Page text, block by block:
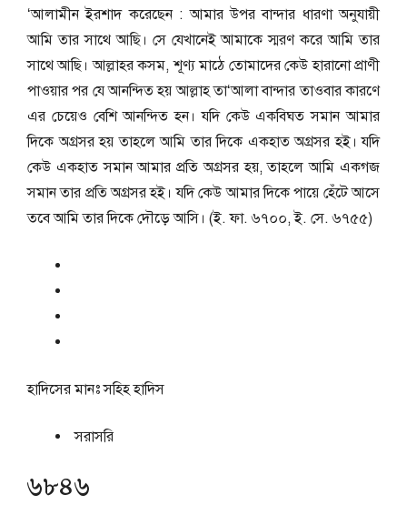
‘আলামীন ইরশাদ করেছেন : আমার উপর বান্দার ধারণা অনুযায়ী
আমি তার সাথে আছি। সে যেখানেই আমাকে স্মরণ করে আমি তার
সাথে আছি। আল্লাহর কসম, শূণ্য মাঠে তোমাদের কেউ হারানো প্রাণী
পাওয়ার পর যে আনন্দিত হয় আল্লাহ তা‘আলা বান্দার তাওবার কারণে
এর চেয়েও বেশি আনন্দিত হন। যদি কেউ একবিঘত সমান আমার
দিকে অগ্রসর হয় তাহলে আমি তার দিকে একহাত অগ্রসর হই। যদি
কেউ একহাত সমান আমার প্রতি অগ্রসর হয়, তাহলে আমি একগজ
সমান তার প্রতি অগ্রসর হই। যদি কেউ আমার দিকে পায়ে হেঁটে আসে
তবে আমি তার দিকে দৌড়ে আসি। (ই. ফা. ৬৭০০, ই. সে. ৬৭৫৫)
হাদিসের মানঃসহিহ হাদিস
সরাসরি
৬৮৪৬